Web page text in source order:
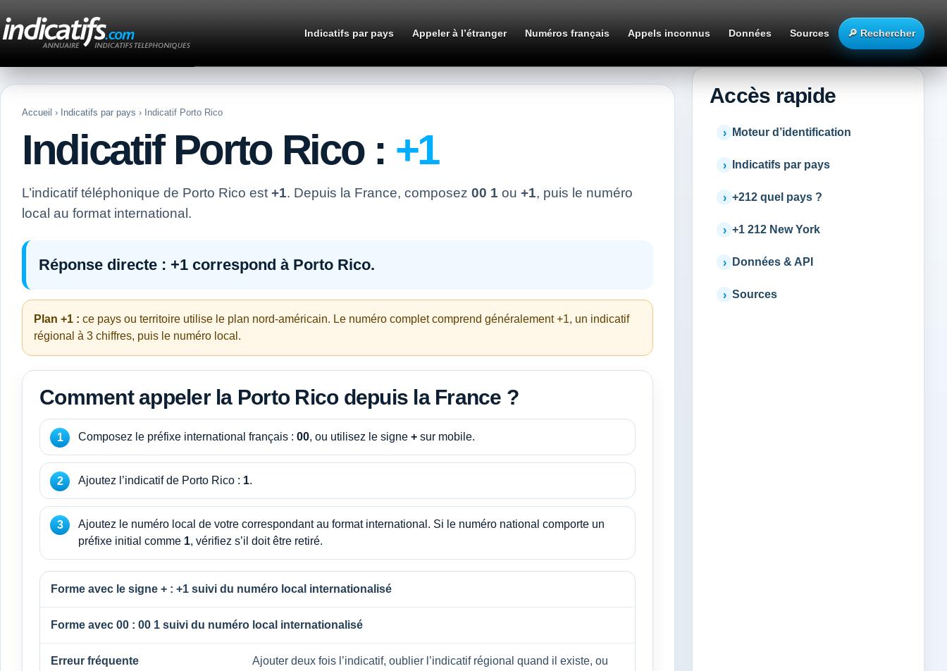
Indicatifs par pays Appeler à l’étranger Numéros français Appels inconnus Données Sources 🔎 Rechercher
Accueil › Indicatifs par pays › Indicatif Porto Rico
Indicatif Porto Rico : +1
L’indicatif téléphonique de Porto Rico est +1. Depuis la France, composez 00 1 ou +1, puis le numéro
local au format international.
Réponse directe : +1 correspond à Porto Rico.
Plan +1 : ce pays ou territoire utilise le plan nord-américain. Le numéro complet comprend généralement +1, un indicatif
régional à 3 chiffres, puis le numéro local.
Comment appeler la Porto Rico depuis la France ?
Composez le préfixe international français : 00, ou utilisez le signe + sur mobile.
Ajoutez l’indicatif de Porto Rico : 1.
Ajoutez le numéro local de votre correspondant au format international. Si le numéro national comporte un
préfixe initial comme 1, vérifiez s’il doit être retiré.
Forme avec le signe + : +1 suivi du numéro local internationalisé
Forme avec 00 : 00 1 suivi du numéro local internationalisé
Erreur fréquente
Ajouter deux fois l’indicatif, oublier l’indicatif régional quand il existe, ou
Accès rapide
Moteur d’identification
Indicatifs par pays
+212 quel pays ?
+1 212 New York
Données & API
Sources